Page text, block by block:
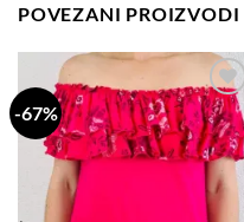
POVEZANI PROIZVODI
-67%
Dodaj
na
listu
želja